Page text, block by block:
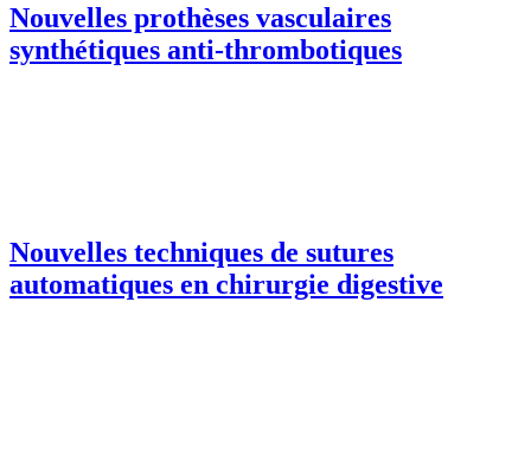
Nouvelles prothèses vasculaires
synthétiques anti-thrombotiques
Nouvelles techniques de sutures
automatiques en chirurgie digestive